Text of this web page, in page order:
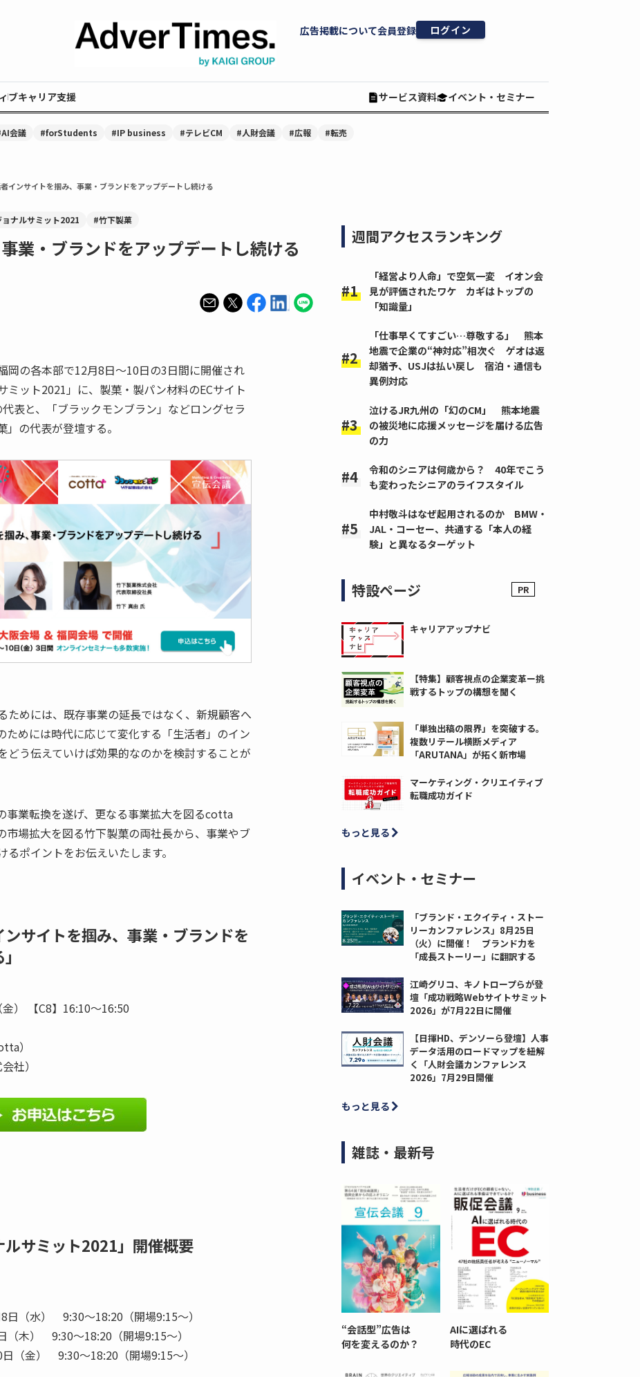
広告掲載について会員登録 ログイン
ブキャリア支援 サービス資料 イベント・セミナー
会議 #forStudents #IP business #テレビCM #人財会議 #広報 #転売
インサイトを掴み、事業・ブランドをアップデートし続ける
ナルサミット2021 #竹下製菓
業・ブランドをアップデートし続ける
岡の各本部で12月8日～10日の3日間に開催され
ミット2021」に、製菓・製パン材料のECサイト
表と、「ブラックモンブラン」などロングセラ
の代表が登壇する。
ためには、既存事業の延長ではなく、新規顧客へ
ためには時代に応じて変化する「生活者」のイン
どう伝えていけば効果的なのかを検討することが
事業転換を遂げ、更なる事業拡大を図るcotta
市場拡大を図る竹下製菓の両社長から、事業やブ
ポイントをお伝えいたします。
サイトを掴み、事業・ブランドを
） 【C8】16:10～16:50
）
社）
ルサミット2021」開催概要
日（水） 9:30～18:20（開場9:15～）
（木） 9:30～18:20（開場9:15～）
日（金） 9:30～18:20（開場9:15～）
週間アクセスランキング
「経営より人命」で空気一変 イオン会
見が評価されたワケ カギはトップの
「知識量」
「仕事早くてすごい…尊敬する」 熊本
地震で企業の“神対応”相次ぐ ゲオは返
却猶予、USJは払い戻し 宿泊・通信も
異例対応
泣けるJR九州の「幻のCM」 熊本地震
の被災地に応援メッセージを届ける広告
の力
令和のシニアは何歳から？ 40年でこう
も変わったシニアのライフスタイル
中村敬斗はなぜ起用されるのか BMW・
JAL・コーセー、共通する「本人の経
験」と異なるターゲット
特設ページ
キャリアアップナビ
【特集】顧客視点の企業変革ー挑
戦するトップの構想を聞く
「単独出稿の限界」を突破する。
複数リテール横断メディア
「ARUTANA」が拓く新市場
マーケティング・クリエイティブ
転職成功ガイド
もっと見る
イベント・セミナー
「ブランド・エクイティ・ストー
リーカンファレンス」8月25日
（火）に開催！ ブランド力を
「成長ストーリー」に翻訳する
江崎グリコ、キノトロープらが登
壇「成功戦略Webサイトサミット
2026」が7月22日に開催
【日揮HD、デンソーら登壇】人事
データ活用のロードマップを紐解
く「人財会議カンファレンス
2026」7月29日開催
もっと見る
雑誌・最新号
“会話型”広告は
何を変えるのか？
AIに選ばれる
時代のEC